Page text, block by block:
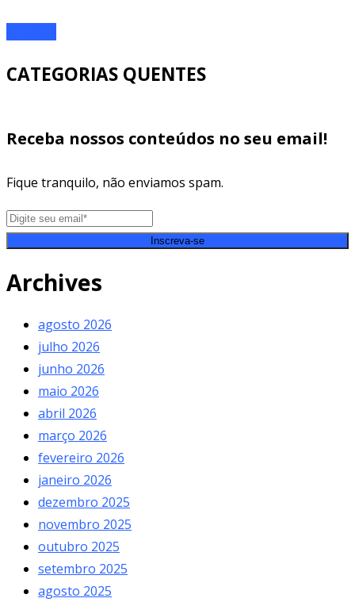
CATEGORIAS QUENTES
Receba nossos conteúdos no seu email!
Fique tranquilo, não enviamos spam.
Inscreva-se
Archives
agosto 2026
julho 2026
junho 2026
maio 2026
abril 2026
março 2026
fevereiro 2026
janeiro 2026
dezembro 2025
novembro 2025
outubro 2025
setembro 2025
agosto 2025